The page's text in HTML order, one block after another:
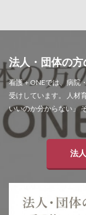
法人・団体の
看護＋ONEでは、病院
受けしています。 人材
いいのか分からない」
法